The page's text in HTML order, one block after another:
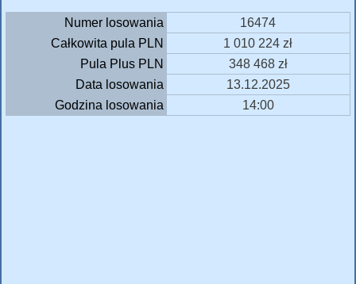
Numer losowania
16474
Całkowita pula PLN
1 010 224 zł
Pula Plus PLN
348 468 zł
Data losowania
13.12.2025
Godzina losowania
14:00